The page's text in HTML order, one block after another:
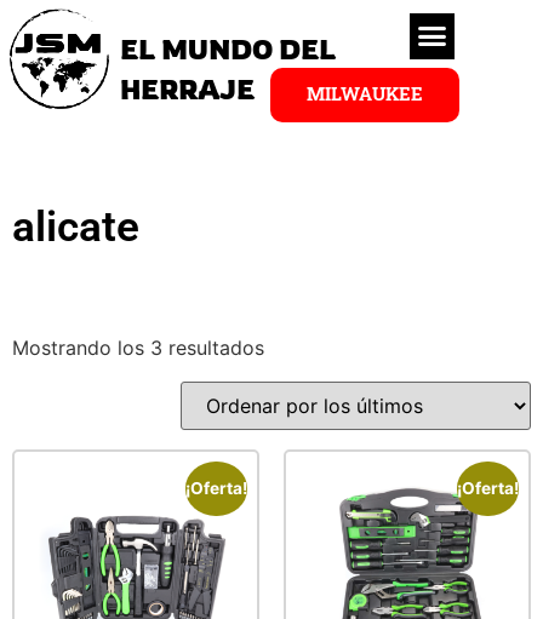
EL MUNDO DEL
HERRAJE
MILWAUKEE
alicate
Mostrando los 3 resultados
¡Oferta! ¡Oferta!